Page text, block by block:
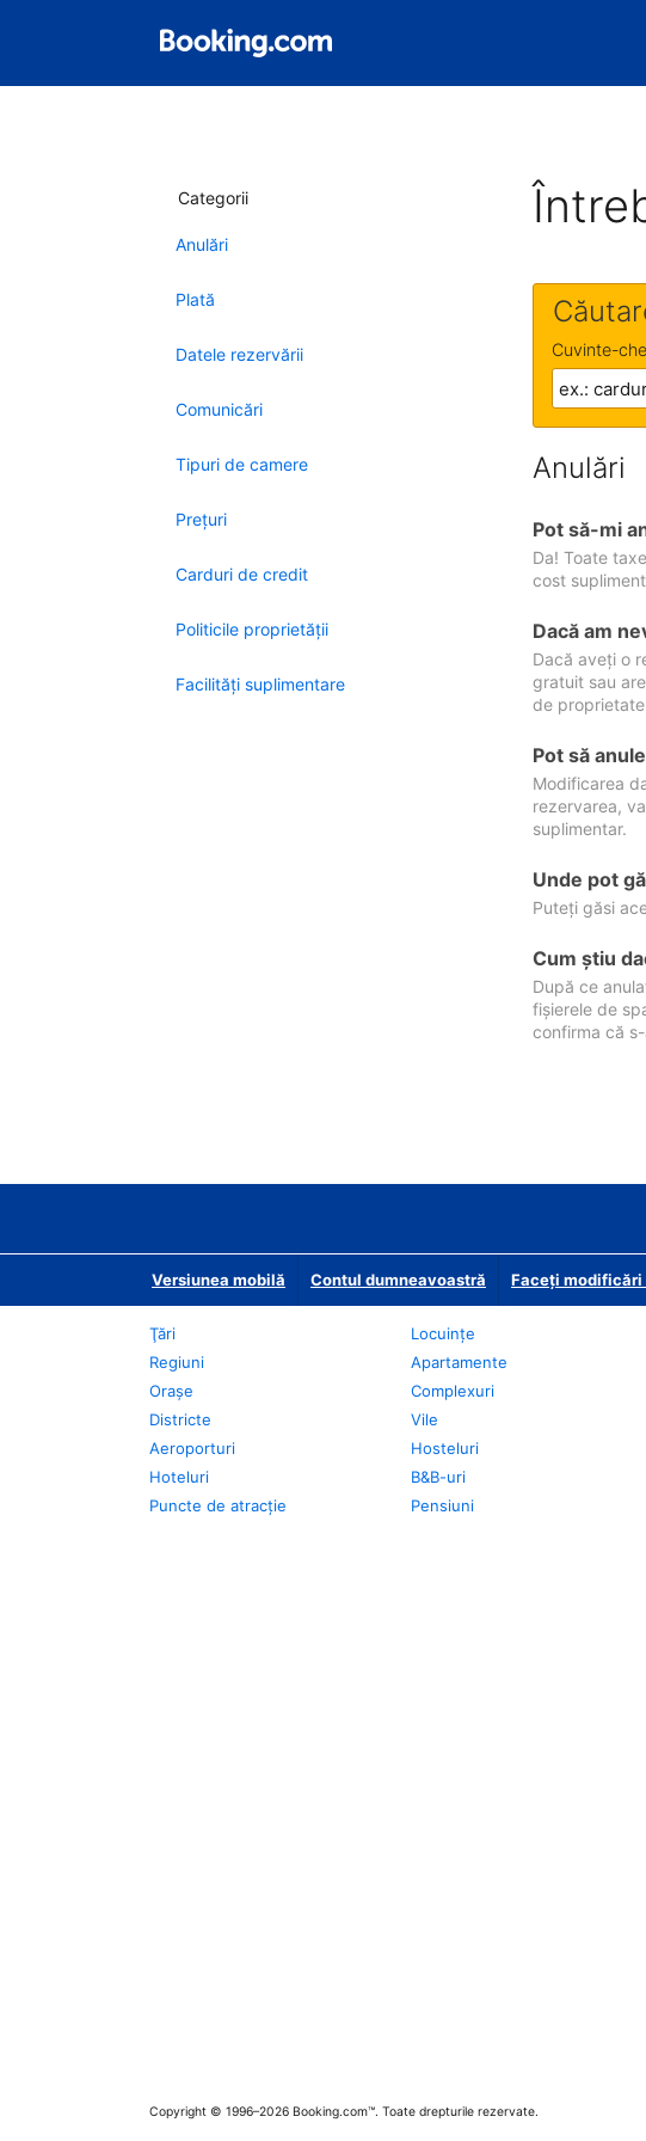
Categorii
Anulări
Plată
Datele rezervării
Comunicări
Tipuri de camere
Preţuri
Carduri de credit
Politicile proprietății
Facilităţi suplimentare
Cuvinte-
Anulări
Pot să-mi
Da! Toate
cost
Dacă am
Dacă aveți o
gratuit sau
de
Pot să
Modificarea
rezervarea,
suplimentar.
Unde pot
Puteți găsi
Cum ştiu
După ce
fișierele de
confirma că
Versiunea mobilă Contul dumneavoastră Faceți modificări
Ţări
Regiuni
Oraşe
Districte
Aeroporturi
Hoteluri
Puncte de atracţie
Locuințe
Apartamente
Complexuri
Vile
Hosteluri
B&B-uri
Pensiuni
Copyright © 1996–2026 Booking.com™. Toate drepturile rezervate.